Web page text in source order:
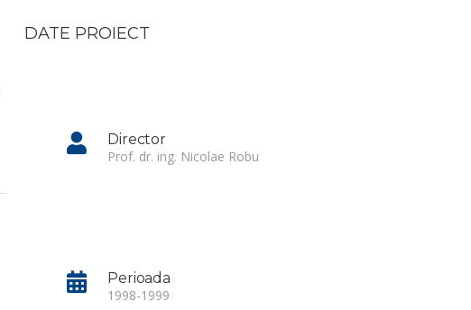
DATE PROIECT
Director
Prof. dr. ing. Nicolae Robu
Perioada
1998-1999